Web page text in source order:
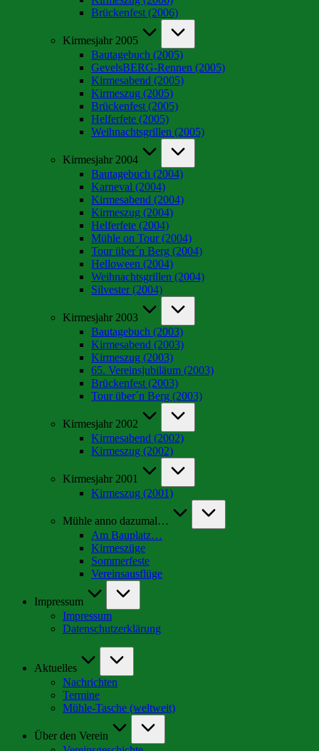
Brückenfest (2006)
Kirmesjahr 2005
Bautagebuch (2005)
GevelsBERG-Rennen (2005)
Kirmesabend (2005)
Kirmeszug (2005)
Brückenfest (2005)
Helferfete (2005)
Weihnachtsgrillen (2005)
Kirmesjahr 2004
Bautagebuch (2004)
Karneval (2004)
Kirmesabend (2004)
Kirmeszug (2004)
Helferfete (2004)
Mühle on Tour (2004)
Tour über´n Berg (2004)
Helloween (2004)
Weihnachtsgrillen (2004)
Silvester (2004)
Kirmesjahr 2003
Bautagebuch (2003)
Kirmesabend (2003)
Kirmeszug (2003)
65. Vereinsjubiläum (2003)
Brückenfest (2003)
Tour über´n Berg (2003)
Kirmesjahr 2002
Kirmesabend (2002)
Kirmeszug (2002)
Kirmesjahr 2001
Kirmeszug (2001)
Mühle anno dazumal…
Am Bauplatz…
Kirmeszüge
Sommerfeste
Vereinsausflüge
Impressum
Impressum
Datenschutzerklärung
Aktuelles
Nachrichten
Termine
Mühle-Tasche (weltweit)
Über den Verein